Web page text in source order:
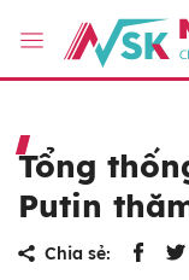
Tổng
Putin
Chia sẻ: